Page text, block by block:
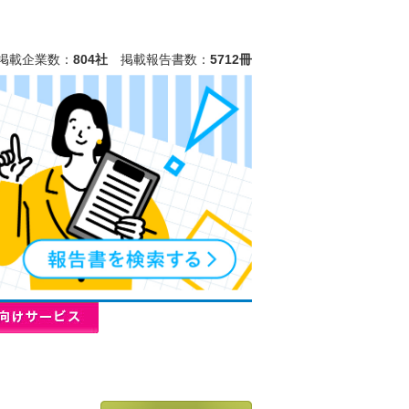
載企業数： 804社 掲載報告書数： 5712冊